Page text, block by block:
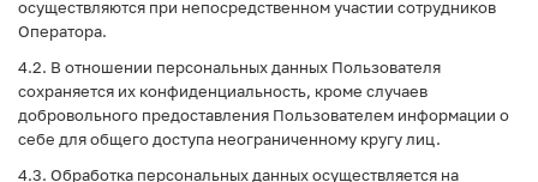
осуществляются при непосредственном участии сотрудников
Оператора.
4.2. В отношении персональных данных Пользователя
сохраняется их конфиденциальность, кроме случаев
добровольного предоставления Пользователем информации о
себе для общего доступа неограниченному кругу лиц.
4.3. Обработка персональных данных осуществляется на